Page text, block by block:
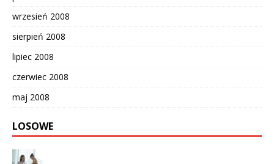
wrzesień 2008
sierpień 2008
lipiec 2008
czerwiec 2008
maj 2008
LOSOWE